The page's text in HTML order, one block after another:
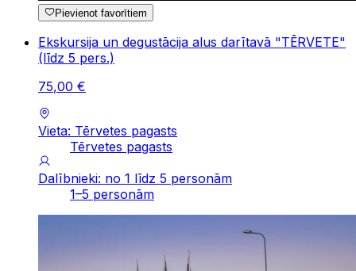
Pievienot favorītiem
Ekskursija un degustācija alus darītavā "TĒRVETE"
(līdz 5 pers.)
75,00 €
Vieta: Tērvetes pagasts
Tērvetes pagasts
Dalībnieki: no 1 līdz 5 personām
1–5 personām